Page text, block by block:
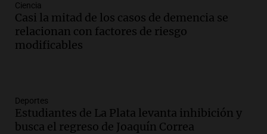
Ciencia
Casi la mitad de los casos de demencia se
relacionan con factores de riesgo
modificables
Deportes
Estudiantes de La Plata levanta inhibición y
busca el regreso de Joaquín Correa